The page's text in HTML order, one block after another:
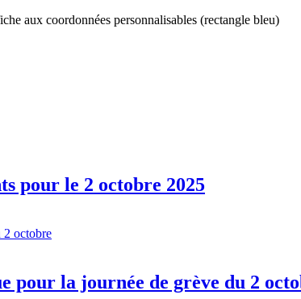
aux coordonnées personnalisables (rectangle bleu)
pour le 2 octobre 2025
pour la journée de grève du 2